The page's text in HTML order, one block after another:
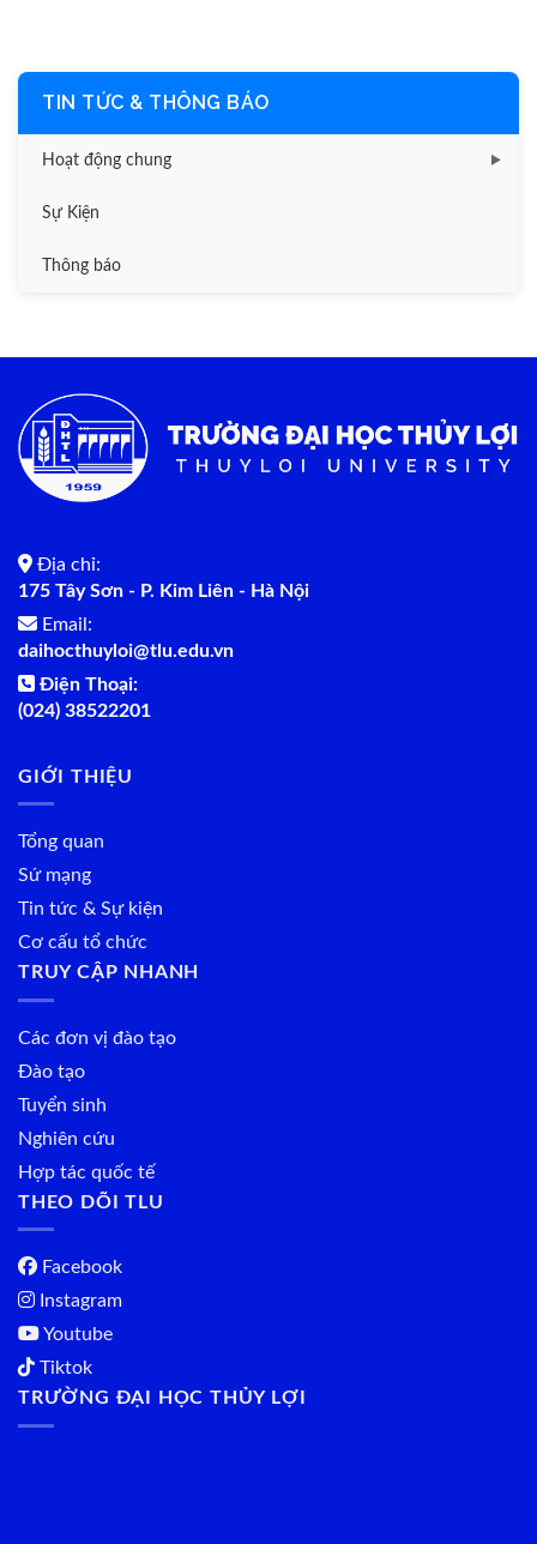
TIN TỨC & THÔNG BÁO
Hoạt động chung
Tin công tác sinh viên
Tin đào tạo
Sự Kiện
Thông báo
Địa chỉ:
175 Tây Sơn - P. Kim Liên - Hà Nội
Email:
daihocthuyloi@tlu.edu.vn
Điện Thoại:
(024) 38522201
GIỚI THIỆU
Tổng quan
Sứ mạng
Tin tức & Sự kiện
Cơ cấu tổ chức
TRUY CẬP NHANH
Các đơn vị đào tạo
Đào tạo
Tuyển sinh
Nghiên cứu
Hợp tác quốc tế
THEO DÕI TLU
Facebook
Instagram
Youtube
Tiktok
TRƯỜNG ĐẠI HỌC THỦY LỢI